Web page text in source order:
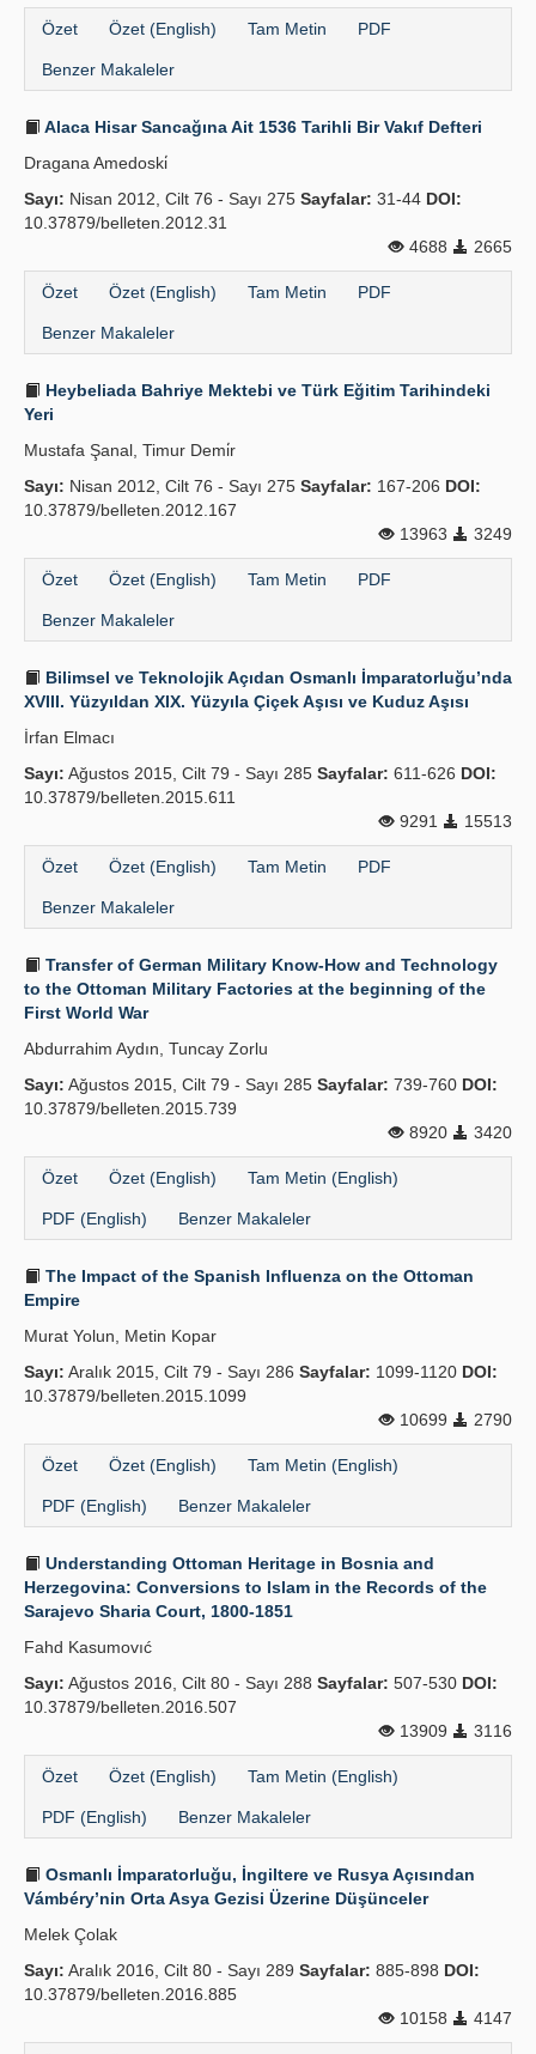
Özet Özet (English) Tam Metin PDF
Benzer Makaleler
Alaca Hisar Sancağına Ait 1536 Tarihli Bir Vakıf Defteri
Dragana Amedoski̇
Sayı: Nisan 2012, Cilt 76 - Sayı 275 Sayfalar: 31-44 DOI:
10.37879/belleten.2012.31
4688
2665
Özet Özet (English) Tam Metin PDF
Benzer Makaleler
Heybeliada Bahriye Mektebi ve Türk Eğitim Tarihindeki
Yeri
Mustafa Şanal, Timur Demi̇r
Sayı: Nisan 2012, Cilt 76 - Sayı 275 Sayfalar: 167-206 DOI:
10.37879/belleten.2012.167
13963
3249
Özet Özet (English) Tam Metin PDF
Benzer Makaleler
Bilimsel ve Teknolojik Açıdan Osmanlı İmparatorluğu’nda
XVIII. Yüzyıldan XIX. Yüzyıla Çiçek Aşısı ve Kuduz Aşısı
İrfan Elmacı
Sayı: Ağustos 2015, Cilt 79 - Sayı 285 Sayfalar: 611-626 DOI:
10.37879/belleten.2015.611
9291
15513
Özet Özet (English) Tam Metin PDF
Benzer Makaleler
Transfer of German Military Know-How and Technology
to the Ottoman Military Factories at the beginning of the
First World War
Abdurrahim Aydın, Tuncay Zorlu
Sayı: Ağustos 2015, Cilt 79 - Sayı 285 Sayfalar: 739-760 DOI:
10.37879/belleten.2015.739
8920
3420
Özet Özet (English) Tam Metin (English)
PDF (English) Benzer Makaleler
The Impact of the Spanish Influenza on the Ottoman
Empire
Murat Yolun, Metin Kopar
Sayı: Aralık 2015, Cilt 79 - Sayı 286 Sayfalar: 1099-1120 DOI:
10.37879/belleten.2015.1099
10699
2790
Özet Özet (English) Tam Metin (English)
PDF (English) Benzer Makaleler
Understanding Ottoman Heritage in Bosnia and
Herzegovina: Conversions to Islam in the Records of the
Sarajevo Sharia Court, 1800-1851
Fahd Kasumovıć
Sayı: Ağustos 2016, Cilt 80 - Sayı 288 Sayfalar: 507-530 DOI:
10.37879/belleten.2016.507
13909
3116
Özet Özet (English) Tam Metin (English)
PDF (English) Benzer Makaleler
Osmanlı İmparatorluğu, İngiltere ve Rusya Açısından
Vámbéry’nin Orta Asya Gezisi Üzerine Düşünceler
Melek Çolak
Sayı: Aralık 2016, Cilt 80 - Sayı 289 Sayfalar: 885-898 DOI:
10.37879/belleten.2016.885
10158
4147